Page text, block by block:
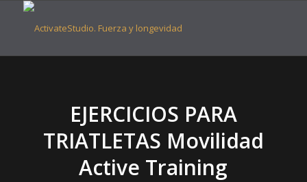
EJERCICIOS PARA
TRIATLETAS Movilidad
Active Training